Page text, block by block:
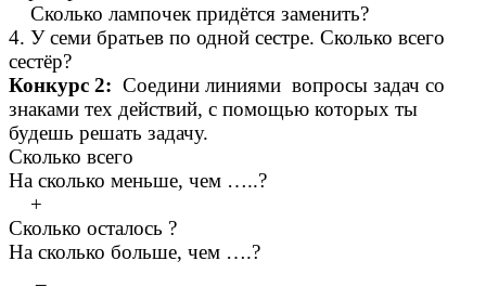
Сколько лампочек придётся заменить?
4. У семи братьев по одной сестре. Сколько всего
сестёр?
Конкурс 2: Соедини линиями вопросы задач со
знаками тех действий, с помощью которых ты
будешь решать задачу.
Сколько всего
На сколько меньше, чем …..?
+
Сколько осталось ?
На сколько больше, чем ….?